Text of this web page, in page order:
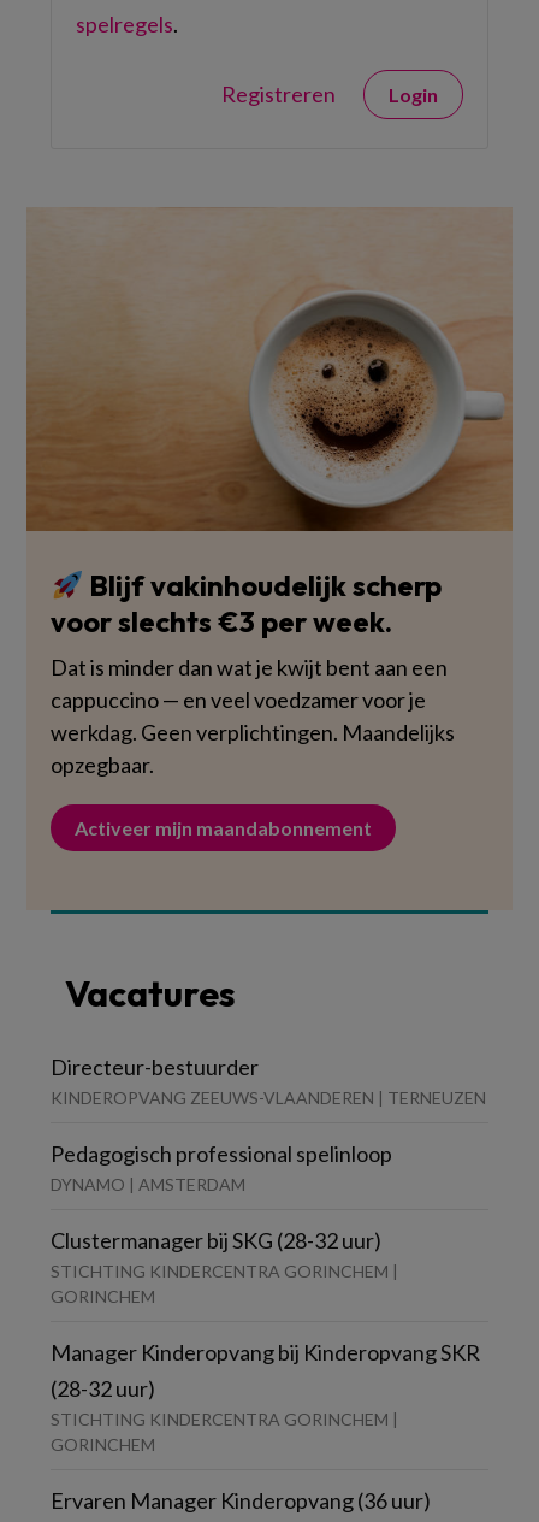
spelregels.
Registreren Login
Blijf vakinhoudelijk scherp
voor slechts €3 per week.
Dat is minder dan wat je kwijt bent aan een
cappuccino — en veel voedzamer voor je
werkdag. Geen verplichtingen. Maandelijks
opzegbaar.
Activeer mijn maandabonnement
Vacatures
Directeur-bestuurder
KINDEROPVANG ZEEUWS-VLAANDEREN | TERNEUZEN
Pedagogisch professional spelinloop
DYNAMO | AMSTERDAM
Clustermanager bij SKG (28-32 uur)
STICHTING KINDERCENTRA GORINCHEM |
GORINCHEM
Manager Kinderopvang bij Kinderopvang SKR
(28-32 uur)
STICHTING KINDERCENTRA GORINCHEM |
GORINCHEM
Ervaren Manager Kinderopvang (36 uur)